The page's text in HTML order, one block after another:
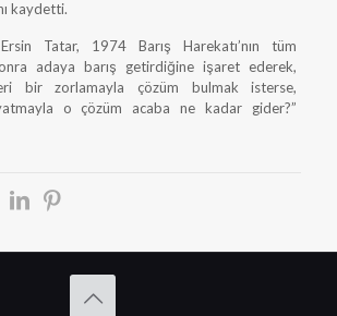
kaydetti.
Ersin Tatar, 1974 Barış Harekatı’nın tüm
adaya barış getirdiğine işaret ederek,
bir zorlamayla çözüm bulmak isterse,
o çözüm acaba ne kadar gider?”